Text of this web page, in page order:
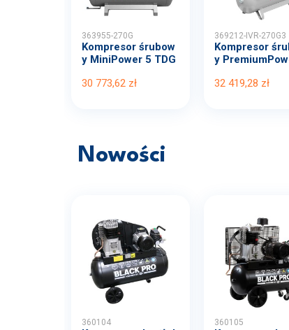
363955-270G
Kompresor śrubow
y MiniPower 5 TDG
30 773,62 zł
369212-IVR-270G3
Kompresor
y
32 419,28 zł
Nowości
360104 360105